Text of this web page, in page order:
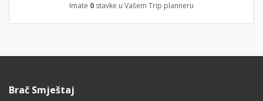
Imate 0 stavke u Vašem Trip planneru
Brač Smještaj